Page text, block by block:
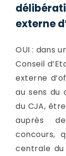
externe
OUI : dans
Conseil
externe
au sens du
du CJA,
auprès
concours,
centrale